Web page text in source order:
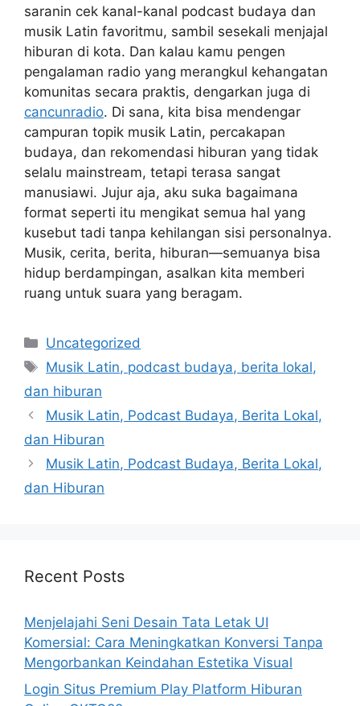
saranin cek kanal-kanal podcast budaya dan
musik Latin favoritmu, sambil sesekali menjajal
hiburan di kota. Dan kalau kamu pengen
pengalaman radio yang merangkul kehangatan
komunitas secara praktis, dengarkan juga di
cancunradio. Di sana, kita bisa mendengar
campuran topik musik Latin, percakapan
budaya, dan rekomendasi hiburan yang tidak
selalu mainstream, tetapi terasa sangat
manusiawi. Jujur aja, aku suka bagaimana
format seperti itu mengikat semua hal yang
kusebut tadi tanpa kehilangan sisi personalnya.
Musik, cerita, berita, hiburan—semuanya bisa
hidup berdampingan, asalkan kita memberi
ruang untuk suara yang beragam.
Categories
Uncategorized
Tags
Musik Latin, podcast budaya, berita lokal,
dan hiburan
Musik Latin, Podcast Budaya, Berita Lokal,
dan Hiburan
Musik Latin, Podcast Budaya, Berita Lokal,
dan Hiburan
Recent Posts
Menjelajahi Seni Desain Tata Letak UI
Komersial: Cara Meningkatkan Konversi Tanpa
Mengorbankan Keindahan Estetika Visual
Login Situs Premium Play Platform Hiburan